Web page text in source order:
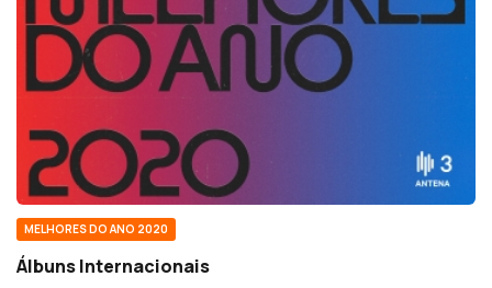
MELHORES DO ANO 2020
Álbuns Internacionais